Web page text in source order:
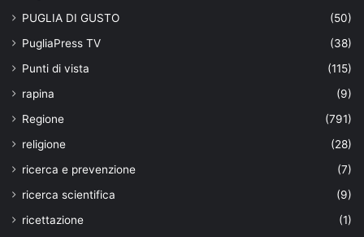
PUGLIA DI GUSTO
(50)
PugliaPress TV
(38)
Punti di vista
(115)
rapina
(9)
Regione
(791)
religione
(28)
ricerca e prevenzione
(7)
ricerca scientifica
(9)
ricettazione
(1)